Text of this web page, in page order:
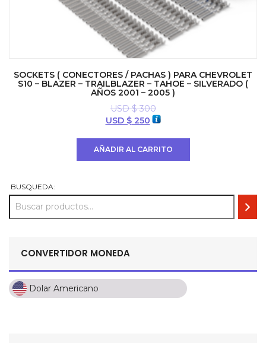
SOCKETS ( CONECTORES / PACHAS ) PARA CHEVROLET
S10 – BLAZER – TRAILBLAZER – TAHOE – SILVERADO (
AÑOS 2001 – 2005 )
USD $300
El
era:
USD $250El
es:
AÑADIR AL CARRITO
BUSQUEDA:
CONVERTIDOR MONEDA
Dolar Americano
Dolar Americano